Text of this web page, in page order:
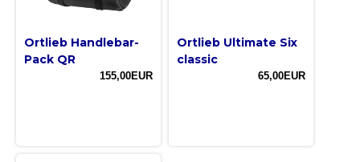
Ortlieb Handlebar-
Pack QR
155,00EUR
Ortlieb Ultimate Six
classic
65,00EUR